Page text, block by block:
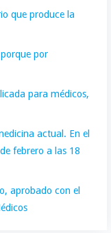
que produce la
por
para médicos,
actual. En el
febrero a las 18
aprobado con el